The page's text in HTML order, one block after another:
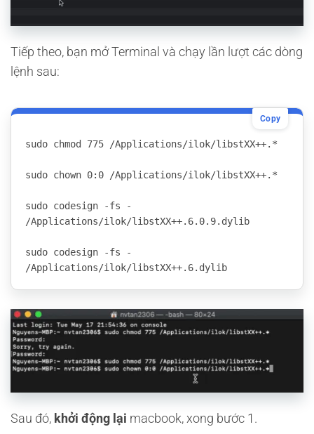
Tiếp theo, bạn mở Terminal và chạy lần lượt các dòng
lệnh sau:
sudo chmod 775 /Applications/ilok/libstXX++.*
sudo chown 0:0 /Applications/ilok/libstXX++.*
sudo codesign -fs -
/Applications/ilok/libstXX++.6.0.9.dylib
sudo codesign -fs -
/Applications/ilok/libstXX++.6.dylib
Copy
Sau đó, khởi động lại macbook, xong bước 1.